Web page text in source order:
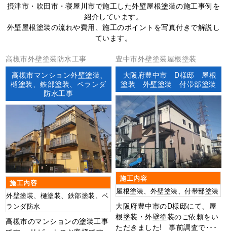
摂津市・吹田市・寝屋川市で施工した外壁屋根塗装の施工事例を
紹介しています。
外壁屋根塗装の流れや費用、施工のポイントを写真付きで解説し
ています。
高槻市外壁塗装防水工事
高槻市マンション外壁塗装、
樋塗装、鉄部塗装、ベランダ
防水工事
施工内容
外壁塗装、樋塗装、鉄部塗装、ベ
ランダ防水
高槻市のマンションの塗装工事
豊中市外壁塗装屋根塗装
大阪府豊中市 D様邸 屋根
塗装 外壁塗装 付帯部塗装
施工内容
屋根塗装、外壁塗装、付帯部塗装
大阪府豊中市のD様邸にて、屋
根塗装・外壁塗装のご依頼をい
ただきました! 事前調査で･･･